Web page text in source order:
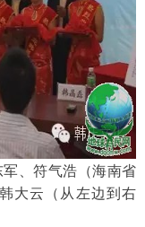
、符气浩（海南省
大云（从左边到右